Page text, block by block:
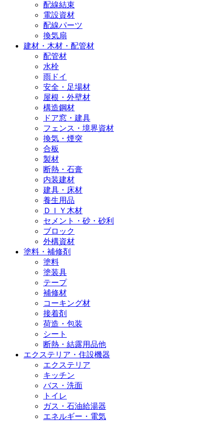
配線結束
電設資材
配線パーツ
換気扇
建材・木材・配管材
配管材
水栓
雨ドイ
安全・足場材
屋根・外壁材
構造鋼材
ドア窓・建具
フェンス・境界資材
換気・煙突
合板
製材
断熱・石膏
内装建材
建具・床材
養生用品
ＤＩＹ木材
セメント・砂・砂利
ブロック
外構資材
塗料・補修剤
塗料
塗装具
テープ
補修材
コーキング材
接着剤
荷造・包装
シート
断熱・結露用品他
エクステリア・住設機器
エクステリア
キッチン
バス・洗面
トイレ
ガス・石油給湯器
エネルギー・電気